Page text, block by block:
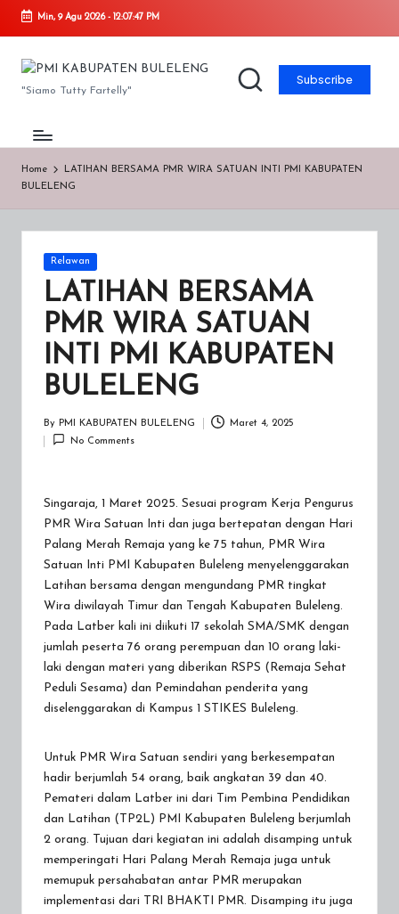
Skip
Min, 9 Agu 2026- 12:07:47 PM
P
K
A
B
N
"Siamo Tutty Fartelly"
Subscribe
Home
LATIHAN BERSAMA PMR WIRA SATUAN INTI PMI KABUPATEN
BULELENG
Posted
in
Relawan
LATIHAN BERSAMA
PMR WIRA SATUAN
INTI PMI KABUPATEN
BULELENG
by
By PMI KABUPATEN BULELENG
Maret 4, 2025
No Comments
Singaraja, 1 Maret 2025. Sesuai program Kerja Pengurus
PMR Wira Satuan Inti dan juga bertepatan dengan Hari
Palang Merah Remaja yang ke 75 tahun, PMR Wira
Satuan Inti PMI Kabupaten Buleleng menyelenggarakan
Latihan bersama dengan mengundang PMR tingkat
Wira diwilayah Timur dan Tengah Kabupaten Buleleng.
Pada Latber kali ini diikuti 17 sekolah SMA/SMK dengan
jumlah peserta 76 orang perempuan dan 10 orang laki-
laki dengan materi yang diberikan RSPS (Remaja Sehat
Peduli Sesama) dan Pemindahan penderita yang
diselenggarakan di Kampus 1 STIKES Buleleng.
Untuk PMR Wira Satuan sendiri yang berkesempatan
hadir berjumlah 54 orang, baik angkatan 39 dan 40.
Pemateri dalam Latber ini dari Tim Pembina Pendidikan
dan Latihan (TP2L) PMI Kabupaten Buleleng berjumlah
2 orang. Tujuan dari kegiatan ini adalah disamping untuk
memperingati Hari Palang Merah Remaja juga untuk
memupuk persahabatan antar PMR merupakan
implementasi dari TRI BHAKTI PMR. Disamping itu juga